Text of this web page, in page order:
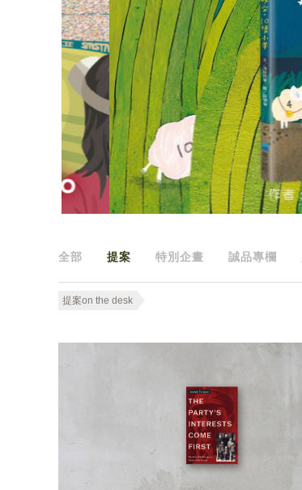
全部 提案 特別企畫 誠品專欄
提案on the desk